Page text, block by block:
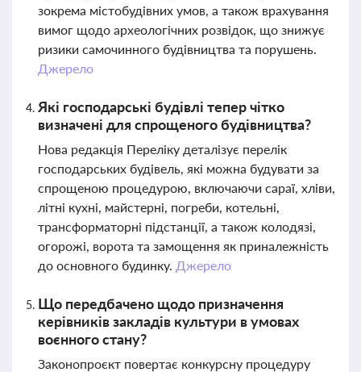
зокрема містобудівних умов, а також врахування
вимог щодо археологічних розвідок, що знижує
ризики самочинного будівництва та порушень.
Джерело
Які господарські будівлі тепер чітко
визначені для спрощеного будівництва?
Нова редакція Переліку деталізує перелік
господарських будівель, які можна будувати за
спрощеною процедурою, включаючи сараї, хліви,
літні кухні, майстерні, погреби, котельні,
трансформаторні підстанції, а також колодязі,
огорожі, ворота та замощення як приналежність
до основного будинку. Джерело
Що передбачено щодо призначення
керівників закладів культури в умовах
воєнного стану?
Законопроєкт повертає конкурсну процедуру